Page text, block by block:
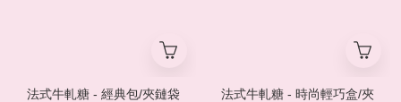
法式牛軋糖 - 經典包/夾鏈袋
法式牛軋糖 - 時尚輕巧盒/夾